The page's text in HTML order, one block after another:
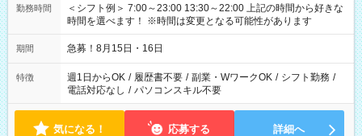
勤務時間
＜シフト例＞ 7:00～23:00 13:30～22:00 上記の時間から好きな
時間を選べます！ ※時間は変更となる可能性があります
期間 急募！8月15日・16日
特徴 週1日からOK / 履歴書不要 / 副業・WワークOK / シフト勤務 /
電話対応なし / パソコンスキル不要
気になる！ 応募する 詳細へ